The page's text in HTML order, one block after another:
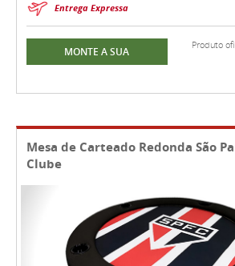
Entrega Expressa
MONTE A SUA
Produto
Mesa de Carteado Redonda São
Clube